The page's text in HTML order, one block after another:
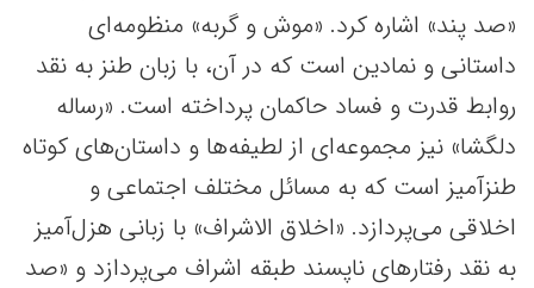
«صد پند» اشاره کرد. «موش و گربه» منظومه‌ای
داستانی و نمادین است که در آن، با زبان طنز به نقد
روابط قدرت و فساد حاکمان پرداخته است. «رساله
دلگشا» نیز مجموعه‌ای از لطیفه‌ها و داستان‌های کوتاه
طنزآمیز است که به مسائل مختلف اجتماعی و
اخلاقی می‌پردازد. «اخلاق الاشراف» با زبانی هزل‌آمیز
به نقد رفتارهای ناپسند طبقه اشراف می‌پردازد و «صد